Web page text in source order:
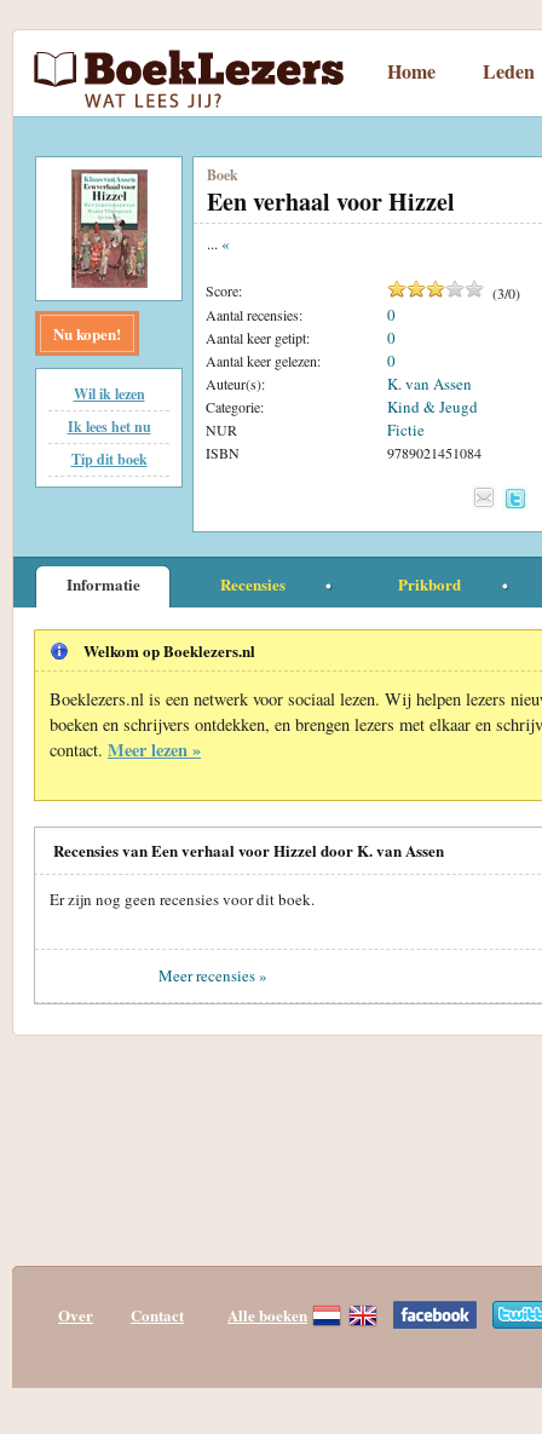
Home Leden
Nu kopen!
Wil ik lezen
Ik lees het nu
Tip dit boek
Boek
Een verhaal voor Hizzel
... «
Score: (3/0)
Aantal recensies:
0
Aantal keer getipt: 0
Aantal keer gelezen: 0
Auteur(s): K. van Assen
Categorie: Kind & Jeugd
NUR Fictie
ISBN 9789021451084
Informatie Recensies Prikbord
Welkom op Boeklezers.nl
Boeklezers.nl is een netwerk voor sociaal lezen. Wij helpen lezers
boeken en schrijvers ontdekken, en brengen lezers met elkaar en
contact. Meer lezen »
Recensies van Een verhaal voor Hizzel door K. van Assen
Er zijn nog geen recensies voor dit boek.
Meer recensies »
Over Contact Alle boeken